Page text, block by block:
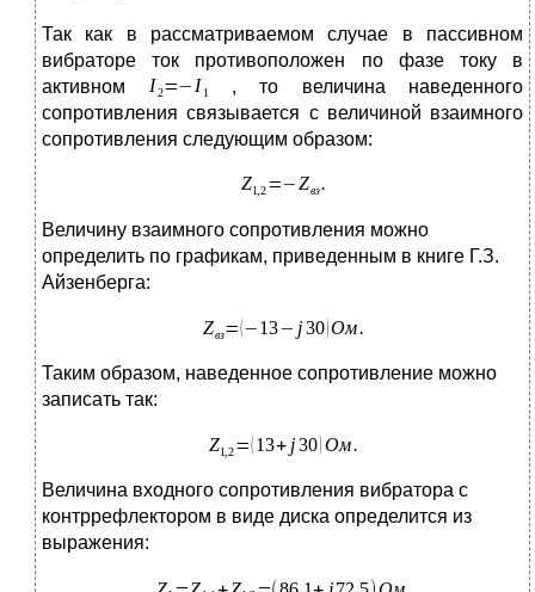
Так как в рассматриваемом случае в пассивном
вибраторе ток противоположен по фазе току в
активном
, то величина наведенного
сопротивления связывается с величиной взаимного
сопротивления следующим образом:
Величину взаимного сопротивления можно
определить по графикам, приведенным в книге Г.З.
Айзенберга:
Таким образом, наведенное сопротивление можно
записать так:
Величина входного сопротивления вибратора с
контррефлектором в виде диска определится из
выражения: